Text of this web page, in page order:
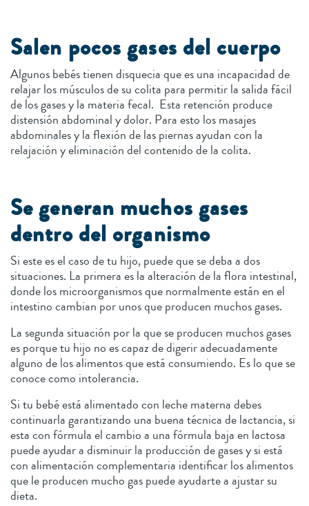
Salen pocos gases del cuerpo
Algunos bebés tienen disquecia que es una incapacidad de
relajar los músculos de su colita para permitir la salida fácil
de los gases y la materia fecal. Esta retención produce
distensión abdominal y dolor. Para esto los masajes
abdominales y la flexión de las piernas ayudan con la
relajación y eliminación del contenido de la colita.
Se generan muchos gases
dentro del organismo
Si este es el caso de tu hijo, puede que se deba a dos
situaciones. La primera es la alteración de la flora intestinal,
donde los microorganismos que normalmente están en el
intestino cambian por unos que producen muchos gases.
La segunda situación por la que se producen muchos gases
es porque tu hijo no es capaz de digerir adecuadamente
alguno de los alimentos que está consumiendo. Es lo que se
conoce como intolerancia.
Si tu bebé está alimentado con leche materna debes
continuarla garantizando una buena técnica de lactancia, si
esta con fórmula el cambio a una fórmula baja en lactosa
puede ayudar a disminuir la producción de gases y si está
con alimentación complementaria identificar los alimentos
que le producen mucho gas puede ayudarte a ajustar su
dieta.